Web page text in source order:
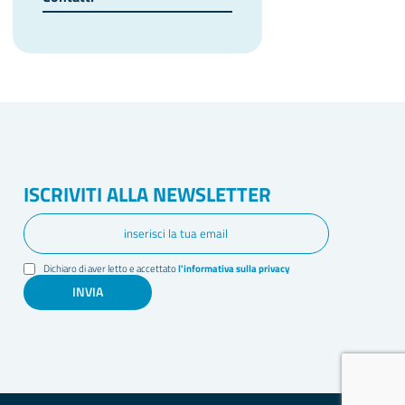
ISCRIVITI ALLA NEWSLETTER
Dichiaro di aver letto e accettatol'informativa sulla privacy
INVIA